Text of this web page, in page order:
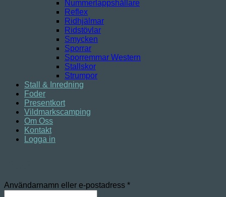
Nummerlappshållare
Reflex
Ridhjälmar
Ridstövlar
Smycken
Sporrar
Sporremmar Western
Stallskor
Strumpor
Stall & Inredning
Foder
Presentkort
Vildmarkscamping
Om Oss
Kontakt
Logga in
Användarnamn eller e-postadress *Obligatoriskt